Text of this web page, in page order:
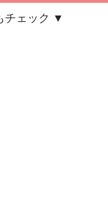
チェック ▼